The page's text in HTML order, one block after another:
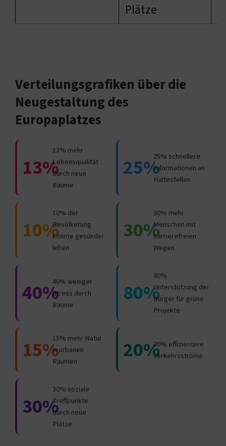
Plätze
Verteilungsgrafiken über die
Neugestaltung des
Europaplatzes
13%
13% mehr
Lebensqualität
durch neue
Bäume
25%25% schnellere
Informationen an
Haltestellen
10%
10% der
Bevölkerung
könnte gesünder
leben
30%
30% mehr
Menschen mit
barrierefreien
Wegen
40%40% weniger
Stress durch
Bäume
80%
80%
Unterstützung der
Bürger für grüne
Projekte
15%15% mehr Natur
in urbanen
Räumen
20%20% effizientere
Verkehrsströme
30%
30% soziale
Treffpunkte
durch neue
Plätze